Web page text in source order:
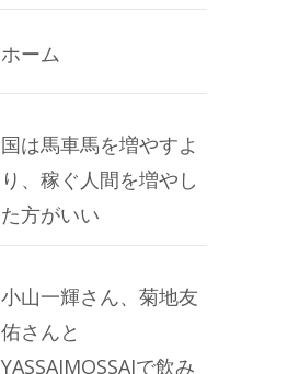
ホーム
国は馬車馬を増やすよ
り、稼ぐ人間を増やし
た方がいい
小山一輝さん、菊地友
佑さんと
YASSAIMOSSAIで飲み